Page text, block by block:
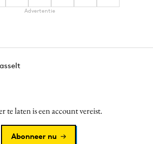
Advertentie
te laten is een account vereist.
Abonneer nu